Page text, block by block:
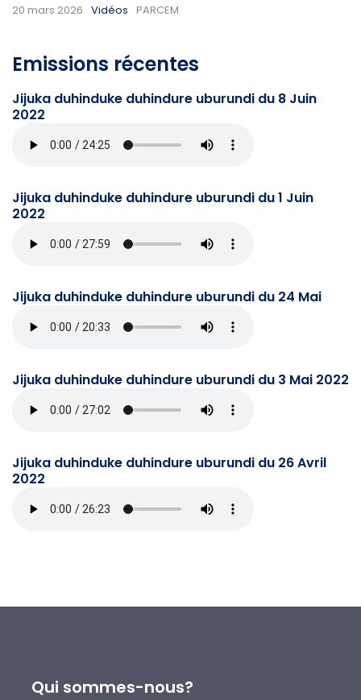
20 mars 2026 Vidéos PARCEM
Emissions récentes
Jijuka duhinduke duhindure uburundi du 8 Juin
2022
Jijuka duhinduke duhindure uburundi du 1 Juin
2022
Jijuka duhinduke duhindure uburundi du 24 Mai
Jijuka duhinduke duhindure uburundi du 3 Mai 2022
Jijuka duhinduke duhindure uburundi du 26 Avril
2022
Qui sommes-nous?